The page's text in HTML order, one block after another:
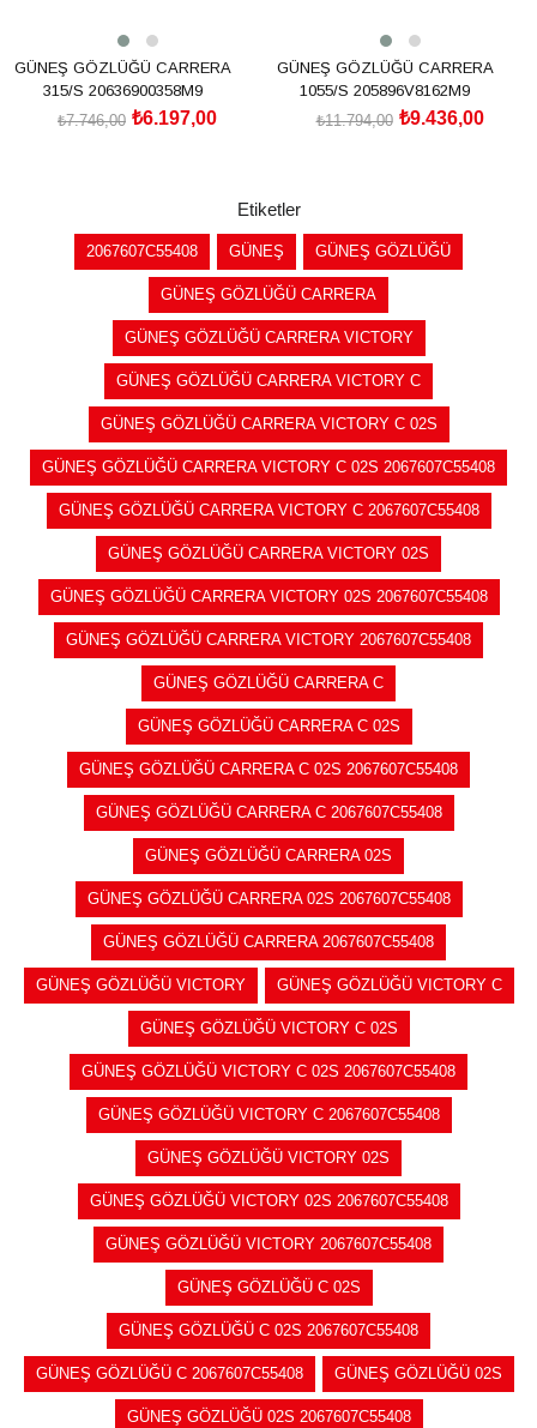
GÜNEŞ GÖZLÜĞÜ CARRERA
315/S 20636900358M9
₺6.197,00
₺7.746,00
GÜNEŞ GÖZLÜĞÜ CARRERA
1055/S 205896V8162M9
₺9.436,00
₺11.794,00
Etiketler
2067607C55408 GÜNEŞ GÜNEŞ GÖZLÜĞÜ
GÜNEŞ GÖZLÜĞÜ CARRERA
GÜNEŞ GÖZLÜĞÜ CARRERA VICTORY
GÜNEŞ GÖZLÜĞÜ CARRERA VICTORY C
GÜNEŞ GÖZLÜĞÜ CARRERA VICTORY C 02S
GÜNEŞ GÖZLÜĞÜ CARRERA VICTORY C 02S 2067607C55408
GÜNEŞ GÖZLÜĞÜ CARRERA VICTORY C 2067607C55408
GÜNEŞ GÖZLÜĞÜ CARRERA VICTORY 02S
GÜNEŞ GÖZLÜĞÜ CARRERA VICTORY 02S 2067607C55408
GÜNEŞ GÖZLÜĞÜ CARRERA VICTORY 2067607C55408
GÜNEŞ GÖZLÜĞÜ CARRERA C
GÜNEŞ GÖZLÜĞÜ CARRERA C 02S
GÜNEŞ GÖZLÜĞÜ CARRERA C 02S 2067607C55408
GÜNEŞ GÖZLÜĞÜ CARRERA C 2067607C55408
GÜNEŞ GÖZLÜĞÜ CARRERA 02S
GÜNEŞ GÖZLÜĞÜ CARRERA 02S 2067607C55408
GÜNEŞ GÖZLÜĞÜ CARRERA 2067607C55408
GÜNEŞ GÖZLÜĞÜ VICTORY GÜNEŞ GÖZLÜĞÜ VICTORY C
GÜNEŞ GÖZLÜĞÜ VICTORY C 02S
GÜNEŞ GÖZLÜĞÜ VICTORY C 02S 2067607C55408
GÜNEŞ GÖZLÜĞÜ VICTORY C 2067607C55408
GÜNEŞ GÖZLÜĞÜ VICTORY 02S
GÜNEŞ GÖZLÜĞÜ VICTORY 02S 2067607C55408
GÜNEŞ GÖZLÜĞÜ VICTORY 2067607C55408
GÜNEŞ GÖZLÜĞÜ C 02S
GÜNEŞ GÖZLÜĞÜ C 02S 2067607C55408
GÜNEŞ GÖZLÜĞÜ C 2067607C55408 GÜNEŞ GÖZLÜĞÜ 02S
GÜNEŞ GÖZLÜĞÜ 02S 2067607C55408